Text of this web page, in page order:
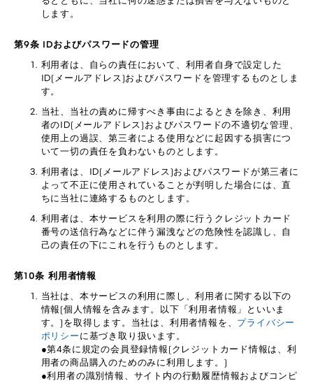
します。
第9条 IDおよびパスワードの管理
利用者は、自らの責任において、利用者自身で設定した
ID(メールアドレス)およびパスワードを管理するものとしま
す。
当社、当社の責めに帰すべき事由によるときを除き、利用
者のID(メールアドレス)およびパスワードの不適切な管理、
使用上の過誤、第三者による使用などに起因する損害につ
いて一切の責任を負わないものとします。
利用者は、ID(メールアドレス)およびパスワードが第三者に
よって不正に使用されていることが判明した場合には、直
ちに当社に連絡するものとします。
利用者は、本サービスを利用の際に行うクレジットカード
番号の送信行為などに伴う漏洩などの危険性を認識し、自
己の責任の下にこれを行うものとします。
第10条 利用者情報
当社は、本サービスの利用に際し、利用者に関する以下の
情報(個人情報を含みます。以下「利用者情報」といいま
す。)を取得します。当社は、利用者情報を、 プライバシー
ポリシー に基づき取り扱います。
●第4条に規定の会員登録情報(クレジットカード情報は、利
用者の商品購入のためのみに利用します。)
●利用者の識別情報、サイト内の行動履歴情報およびコンピ